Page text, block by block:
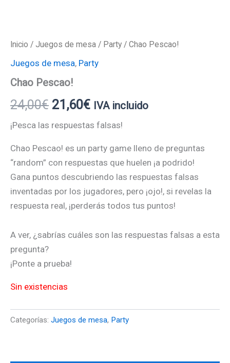
Inicio / Juegos de mesa / Party / Chao Pescao!
Juegos de mesa, Party
Chao Pescao!
24,00€ 21,60€ IVA incluido
¡Pesca las respuestas falsas!
Chao Pescao! es un party game lleno de preguntas
“random” con respuestas que huelen ¡a podrido!
Gana puntos descubriendo las respuestas falsas
inventadas por los jugadores, pero ¡ojo!, si revelas la
respuesta real, ¡perderás todos tus puntos!
A ver, ¿sabrías cuáles son las respuestas falsas a esta
pregunta?
¡Ponte a prueba!
Sin existencias
Categorías: Juegos de mesa, Party